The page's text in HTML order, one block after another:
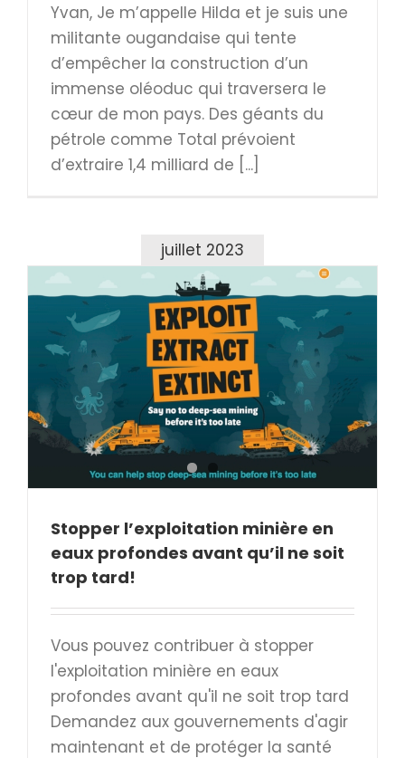
Yvan, Je m’appelle Hilda et je suis une
militante ougandaise qui tente
d’empêcher la construction d’un
immense oléoduc qui traversera le
cœur de mon pays. Des géants du
pétrole comme Total prévoient
d’extraire 1,4 milliard de [...]
juillet 2023
Stopper l’exploitation minière en
eaux profondes avant qu’il ne soit
trop tard!
Vous pouvez contribuer à stopper
l'exploitation minière en eaux
profondes avant qu'il ne soit trop tard
Demandez aux gouvernements d'agir
maintenant et de protéger la santé